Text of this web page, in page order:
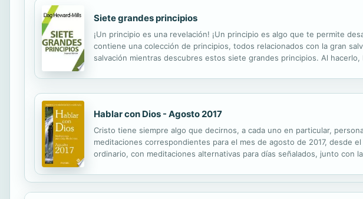
Siete grandes principios
¡Un principio es una revelación! ¡Un principio es algo que te permite
contiene una colección de principios, todos relacionados con la gran
salvación mientras descubres estos siete grandes principios. Al
Hablar con Dios - Agosto 2017
Cristo tiene siempre algo que decirnos, a cada uno en particular,
meditaciones correspondientes para el mes de agosto de 2017, desde
ordinario, con meditaciones alternativas para días señalados, junto con